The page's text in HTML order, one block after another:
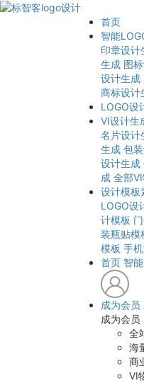
首页
智能
印章设计
生成 图
设计生成
商标设计
LOGO设
VI设计生
名片设计
生成 包
设计生成
成 全部
设计模板
LOGO设
计模板
装瓶贴模
模板 手
首页 智
成为会员
成为会员
全
海
商
VI